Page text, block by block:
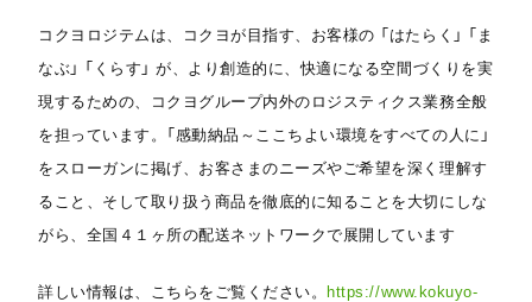
コクヨロジテムは、コクヨが目指す、お客様の 「はたらく」 「ま
なぶ」 「くらす」 が、より創造的に、快適になる空間づくりを実
現するための、コクヨグループ内外のロジスティクス業務全般
を担っています。「感動納品～ここちよい環境をすべての人に」
をスローガンに掲げ、お客さまのニーズやご希望を深く理解す
ること、そして取り扱う商品を徹底的に知ることを大切にしな
がら、全国４１ヶ所の配送ネットワークで展開しています
詳しい情報は、こちらをご覧ください。
https://www.kokuyo-